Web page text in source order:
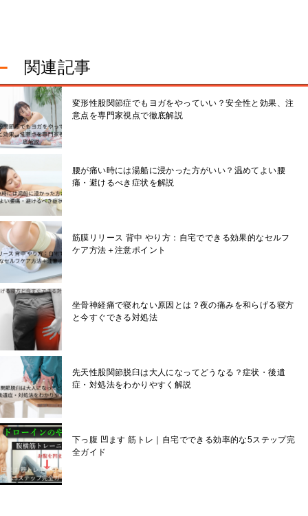
関連記事
変形性股関節症でもヨガをやっていい？安全性と効果、注
意点を専門家視点で徹底解説
腰が痛い時には湯船に浸かった方がいい？温めてよい腰
痛・避けるべき症状を解説
筋膜リリース 背中 やり方：自宅でできる効果的なセルフ
ケア方法＋注意ポイント
坐骨神経痛で寝れない原因とは？夜の痛みを和らげる寝方
と今すぐできる対処法
先天性股関節脱臼は大人になってどうなる？症状・後遺
症・対処法をわかりやすく解説
下っ腹 凹ます 筋トレ｜自宅でできる効率的な5ステップ完
全ガイド